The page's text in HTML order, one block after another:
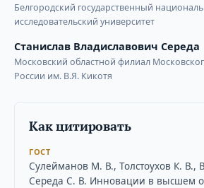
Белгородский государственный
исследовательский университет
Станислав Владиславович Середа
Московский областной филиал
России им. В.Я. Кикотя
Как цитировать
ГОСТ
Сулейманов М. В., Толстоухов К. В.,
Середа С. В. Инновации в высшем